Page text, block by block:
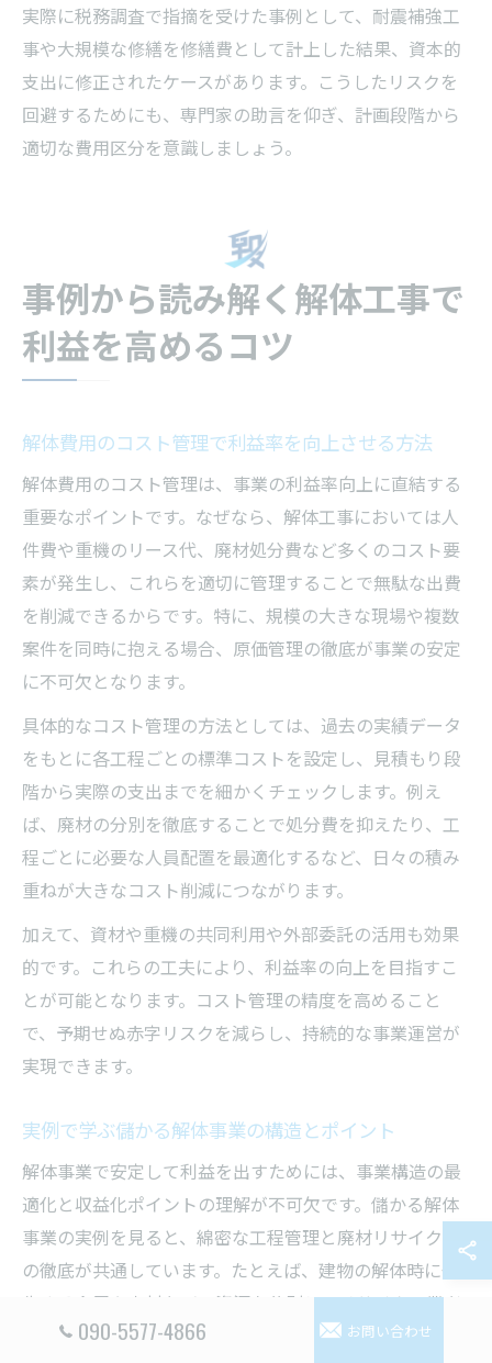
実際に税務調査で指摘を受けた事例として、耐震補強工
事や大規模な修繕を修繕費として計上した結果、資本的
支出に修正されたケースがあります。こうしたリスクを
回避するためにも、専門家の助言を仰ぎ、計画段階から
適切な費用区分を意識しましょう。
事例から読み解く解体工事で
利益を高めるコツ
解体費用のコスト管理で利益率を向上させる方法
解体費用のコスト管理は、事業の利益率向上に直結する
重要なポイントです。なぜなら、解体工事においては人
件費や重機のリース代、廃材処分費など多くのコスト要
素が発生し、これらを適切に管理することで無駄な出費
を削減できるからです。特に、規模の大きな現場や複数
案件を同時に抱える場合、原価管理の徹底が事業の安定
に不可欠となります。
具体的なコスト管理の方法としては、過去の実績データ
をもとに各工程ごとの標準コストを設定し、見積もり段
階から実際の支出までを細かくチェックします。例え
ば、廃材の分別を徹底することで処分費を抑えたり、工
程ごとに必要な人員配置を最適化するなど、日々の積み
重ねが大きなコスト削減につながります。
加えて、資材や重機の共同利用や外部委託の活用も効果
的です。これらの工夫により、利益率の向上を目指すこ
とが可能となります。コスト管理の精度を高めること
で、予期せぬ赤字リスクを減らし、持続的な事業運営が
実現できます。
実例で学ぶ儲かる解体事業の構造とポイント
解体事業で安定して利益を出すためには、事業構造の最
適化と収益化ポイントの理解が不可欠です。儲かる解体
事業の実例を見ると、綿密な工程管理と廃材リサイクル
の徹底が共通しています。たとえば、建物の解体時に発
生する金属や木材などの資源を分別し、リサイクル業者
と連携することで新たな収益源を生み出しています。
090-5577-4866 お問い合わせ